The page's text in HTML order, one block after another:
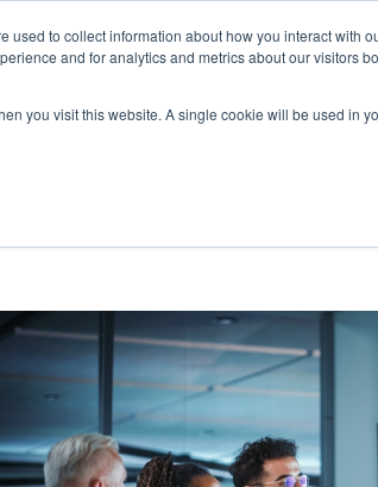
used to collect information about how you interact with
and for analytics and metrics about our visitors
you visit this website. A single cookie will be used in